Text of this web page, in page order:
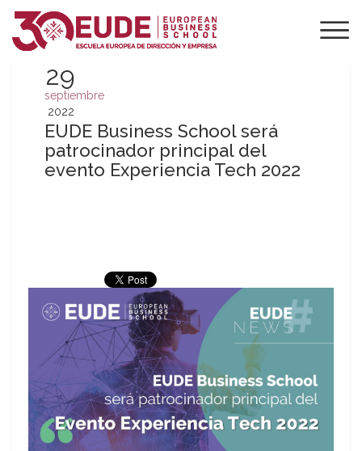
29
septiembre
2022
EUDE Business School será
patrocinador principal del
evento Experiencia Tech 2022